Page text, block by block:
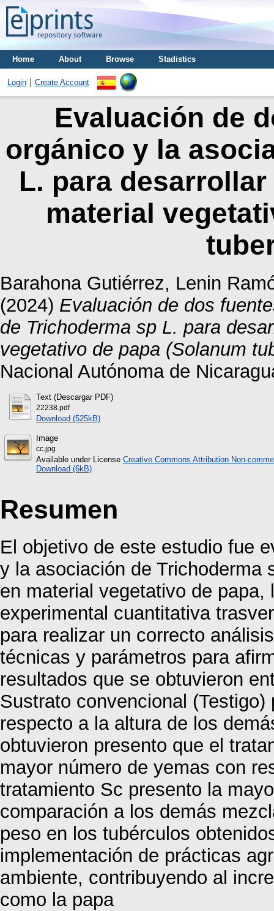
Home About Browse Stadistics
Login Create Account
Evaluación de
orgánico y la
L. para
material
Barahona Gutiérrez, Lenin
(2024) Evaluación de dos
de Trichoderma sp L. para
vegetativo de papa (Solanum
Nacional Autónoma de
Text (Descargar PDF)
22238.pdf
Download (525kB)
Image
cc.jpg
Available under License Creative Commons Attribution Non-
Download (6kB)
Resumen
El objetivo de este estudio fue
y la asociación de Trichoderma
en material vegetativo de
experimental cuantitativa
para realizar un correcto
técnicas y parámetros para
resultados que se obtuvieron
Sustrato convencional
respecto a la altura de los
obtuvieron presento que el
mayor número de yemas con
tratamiento Sc presento la
comparación a los demás
peso en los tubérculos
implementación de prácticas
ambiente, contribuyendo al
como la papa